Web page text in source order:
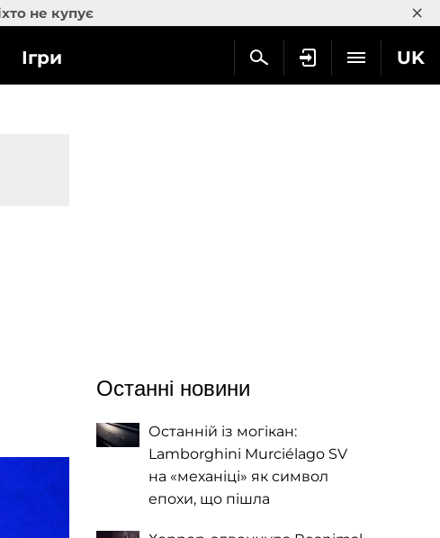
не купує ×
UK
Ігри
Останні новини
Останній із могікан:
Lamborghini Murciélago SV
на «механіці» як символ
епохи, що пішла